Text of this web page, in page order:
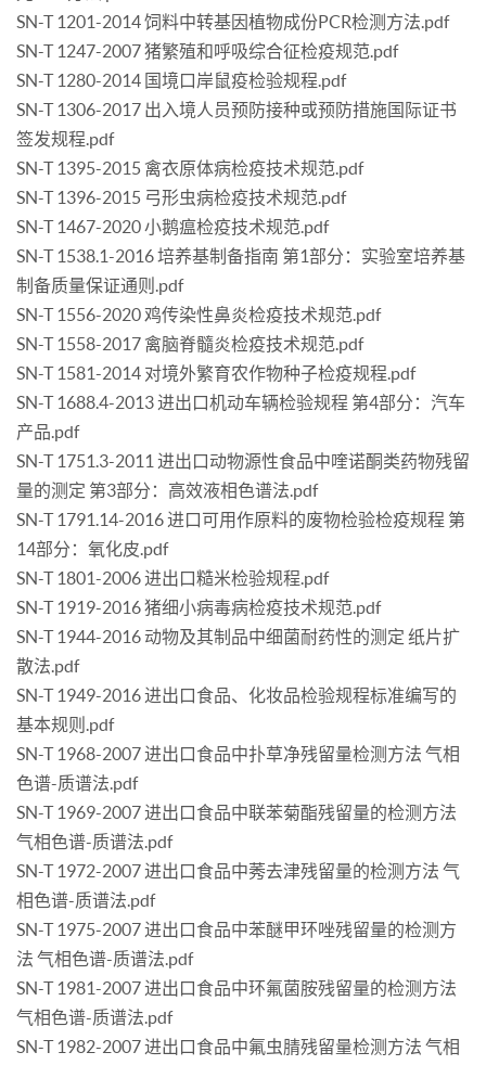
SN-T 1201-2014 饲料中转基因植物成份PCR检测方法.pdf
SN-T 1247-2007 猪繁殖和呼吸综合征检疫规范.pdf
SN-T 1280-2014 国境口岸鼠疫检验规程.pdf
SN-T 1306-2017 出入境人员预防接种或预防措施国际证书
签发规程.pdf
SN-T 1395-2015 禽衣原体病检疫技术规范.pdf
SN-T 1396-2015 弓形虫病检疫技术规范.pdf
SN-T 1467-2020 小鹅瘟检疫技术规范.pdf
SN-T 1538.1-2016 培养基制备指南 第1部分：实验室培养基
制备质量保证通则.pdf
SN-T 1556-2020 鸡传染性鼻炎检疫技术规范.pdf
SN-T 1558-2017 禽脑脊髓炎检疫技术规范.pdf
SN-T 1581-2014 对境外繁育农作物种子检疫规程.pdf
SN-T 1688.4-2013 进出口机动车辆检验规程 第4部分：汽车
产品.pdf
SN-T 1751.3-2011 进出口动物源性食品中喹诺酮类药物残留
量的测定 第3部分：高效液相色谱法.pdf
SN-T 1791.14-2016 进口可用作原料的废物检验检疫规程 第
14部分：氧化皮.pdf
SN-T 1801-2006 进出口糙米检验规程.pdf
SN-T 1919-2016 猪细小病毒病检疫技术规范.pdf
SN-T 1944-2016 动物及其制品中细菌耐药性的测定 纸片扩
散法.pdf
SN-T 1949-2016 进出口食品、化妆品检验规程标准编写的
基本规则.pdf
SN-T 1968-2007 进出口食品中扑草净残留量检测方法 气相
色谱-质谱法.pdf
SN-T 1969-2007 进出口食品中联苯菊酯残留量的检测方法
气相色谱-质谱法.pdf
SN-T 1972-2007 进出口食品中莠去津残留量的检测方法 气
相色谱-质谱法.pdf
SN-T 1975-2007 进出口食品中苯醚甲环唑残留量的检测方
法 气相色谱-质谱法.pdf
SN-T 1981-2007 进出口食品中环氟菌胺残留量的检测方法
气相色谱-质谱法.pdf
SN-T 1982-2007 进出口食品中氟虫腈残留量检测方法 气相